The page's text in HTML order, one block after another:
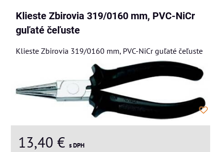
Klieste Zbirovia 319/0160 mm, PVC-NiCr
guľaté čeľuste
Klieste Zbirovia 319/0160 mm, PVC-NiCr guľaté čeľuste
13,40 € s DPH